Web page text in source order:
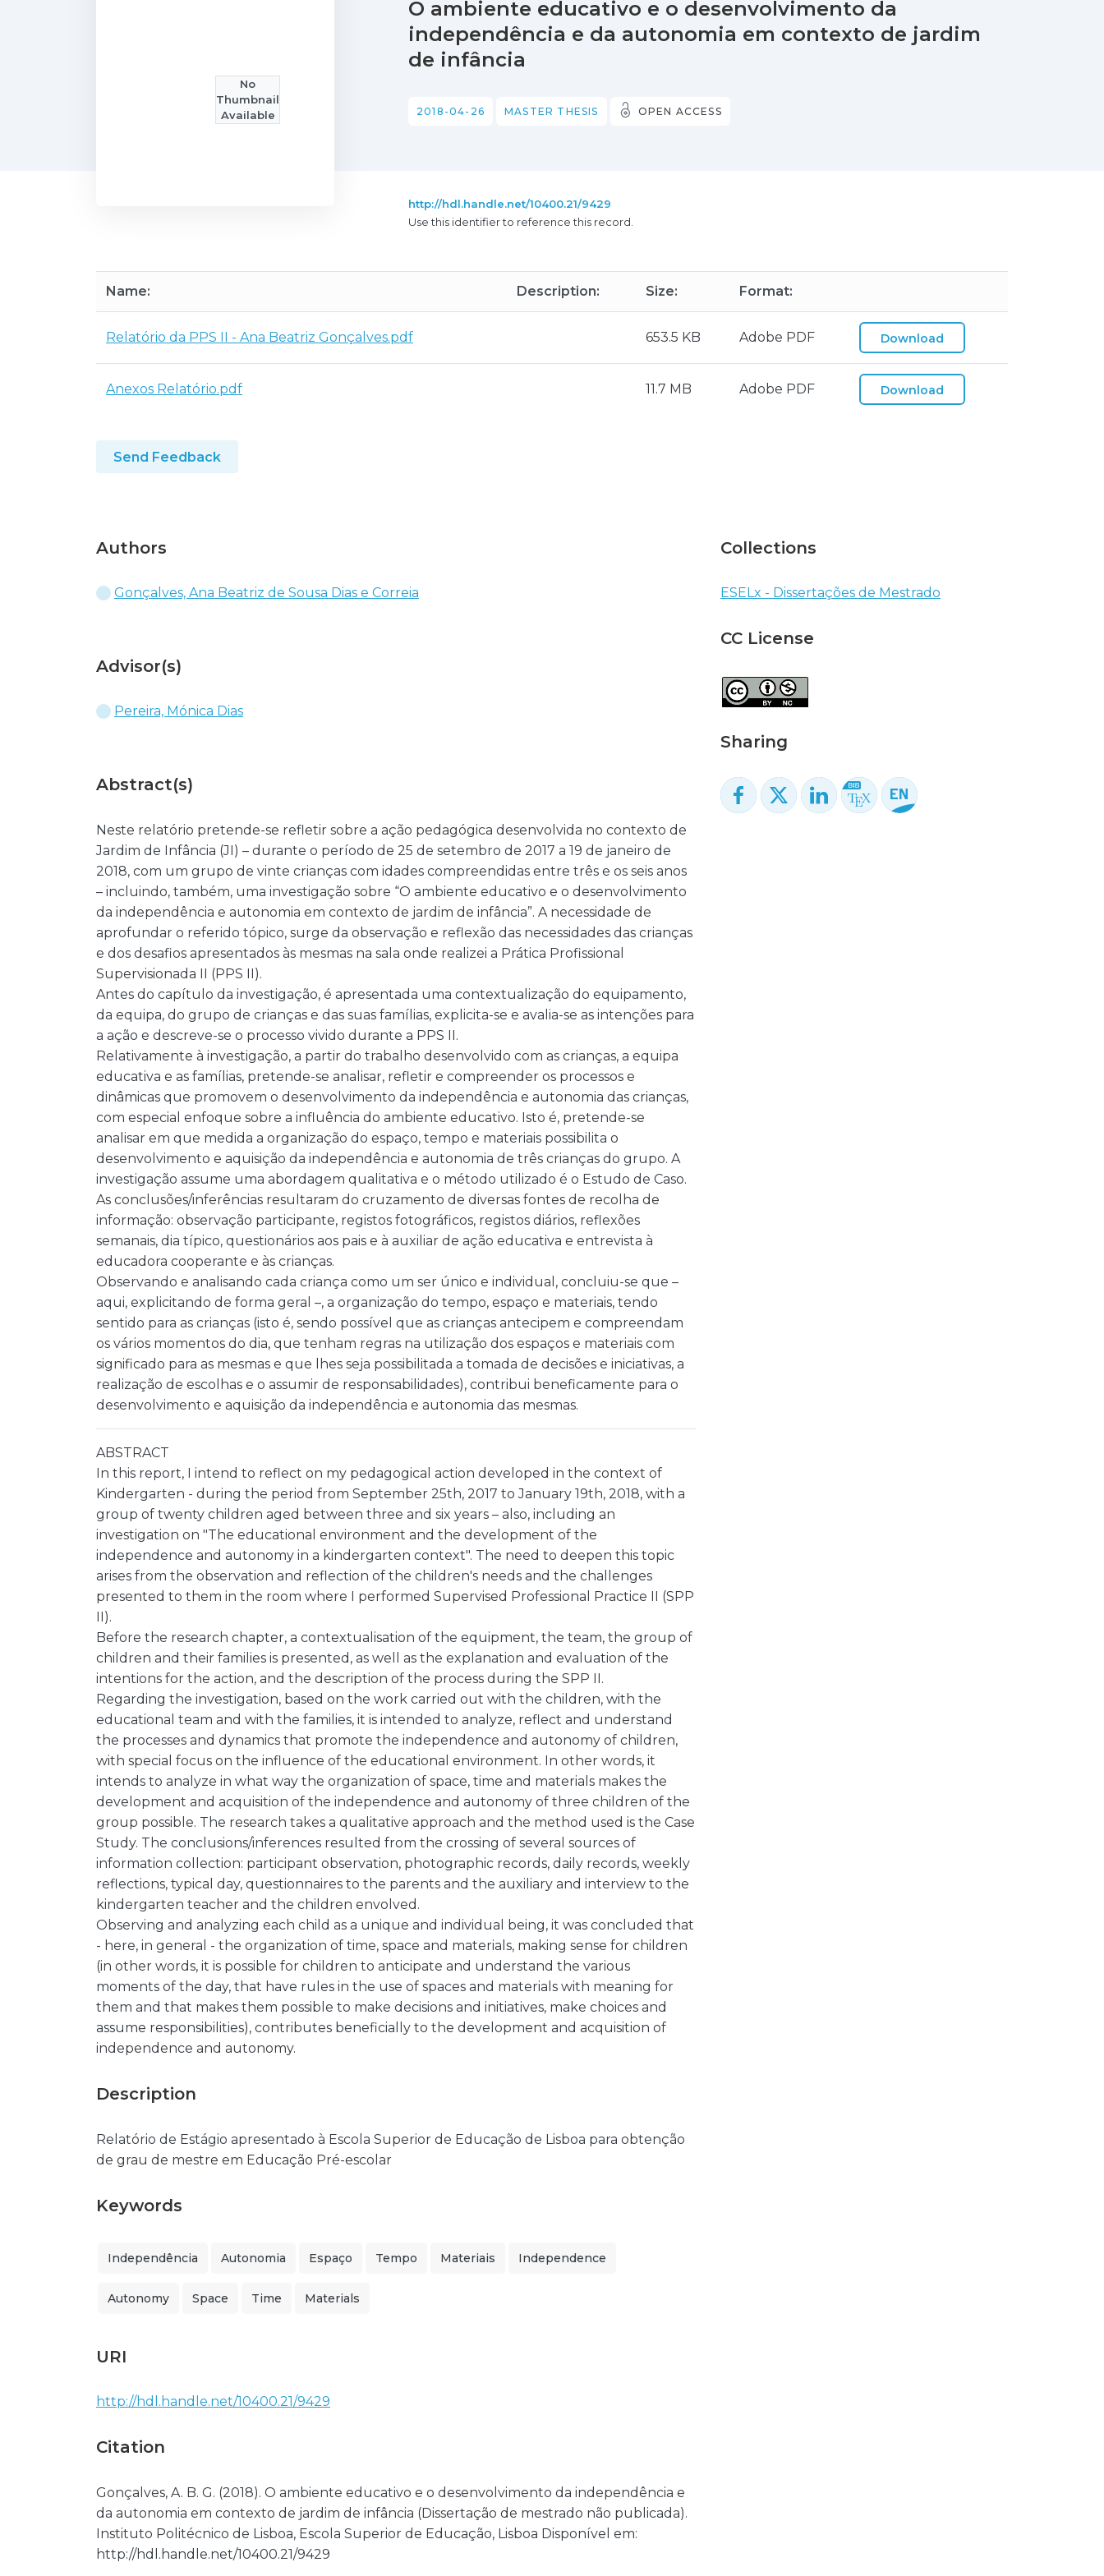
No
Thumbnail
Available
O ambiente educativo e o desenvolvimento da
independência e da autonomia em contexto de jardim
de infância
2018-04-26 MASTER THESIS OPEN ACCESS
http://hdl.handle.net/10400.21/9429
Use this identifier to reference this record.
Name: Description: Size: Format:
Relatório da PPS II - Ana Beatriz Gonçalves.pdf 653.5 KB Adobe PDF Download
Anexos Relatório.pdf 11.7 MB Adobe PDF Download
Send Feedback
Authors
Gonçalves, Ana Beatriz de Sousa Dias e Correia
Advisor(s)
Pereira, Mónica Dias
Abstract(s)
Neste relatório pretende-se refletir sobre a ação pedagógica desenvolvida no contexto de
Jardim de Infância (JI) – durante o período de 25 de setembro de 2017 a 19 de janeiro de
2018, com um grupo de vinte crianças com idades compreendidas entre três e os seis anos
– incluindo, também, uma investigação sobre “O ambiente educativo e o desenvolvimento
da independência e autonomia em contexto de jardim de infância”. A necessidade de
aprofundar o referido tópico, surge da observação e reflexão das necessidades das crianças
e dos desafios apresentados às mesmas na sala onde realizei a Prática Profissional
Supervisionada II (PPS II).
Antes do capítulo da investigação, é apresentada uma contextualização do equipamento,
da equipa, do grupo de crianças e das suas famílias, explicita-se e avalia-se as intenções para
a ação e descreve-se o processo vivido durante a PPS II.
Relativamente à investigação, a partir do trabalho desenvolvido com as crianças, a equipa
educativa e as famílias, pretende-se analisar, refletir e compreender os processos e
dinâmicas que promovem o desenvolvimento da independência e autonomia das crianças,
com especial enfoque sobre a influência do ambiente educativo. Isto é, pretende-se
analisar em que medida a organização do espaço, tempo e materiais possibilita o
desenvolvimento e aquisição da independência e autonomia de três crianças do grupo. A
investigação assume uma abordagem qualitativa e o método utilizado é o Estudo de Caso.
As conclusões/inferências resultaram do cruzamento de diversas fontes de recolha de
informação: observação participante, registos fotográficos, registos diários, reflexões
semanais, dia típico, questionários aos pais e à auxiliar de ação educativa e entrevista à
educadora cooperante e às crianças.
Observando e analisando cada criança como um ser único e individual, concluiu-se que –
aqui, explicitando de forma geral –, a organização do tempo, espaço e materiais, tendo
sentido para as crianças (isto é, sendo possível que as crianças antecipem e compreendam
os vários momentos do dia, que tenham regras na utilização dos espaços e materiais com
significado para as mesmas e que lhes seja possibilitada a tomada de decisões e iniciativas, a
realização de escolhas e o assumir de responsabilidades), contribui beneficamente para o
desenvolvimento e aquisição da independência e autonomia das mesmas.
ABSTRACT
In this report, I intend to reflect on my pedagogical action developed in the context of
Kindergarten - during the period from September 25th, 2017 to January 19th, 2018, with a
group of twenty children aged between three and six years – also, including an
investigation on "The educational environment and the development of the
independence and autonomy in a kindergarten context". The need to deepen this topic
arises from the observation and reflection of the children's needs and the challenges
presented to them in the room where I performed Supervised Professional Practice II (SPP
II).
Before the research chapter, a contextualisation of the equipment, the team, the group of
children and their families is presented, as well as the explanation and evaluation of the
intentions for the action, and the description of the process during the SPP II.
Regarding the investigation, based on the work carried out with the children, with the
educational team and with the families, it is intended to analyze, reflect and understand
the processes and dynamics that promote the independence and autonomy of children,
with special focus on the influence of the educational environment. In other words, it
intends to analyze in what way the organization of space, time and materials makes the
development and acquisition of the independence and autonomy of three children of the
group possible. The research takes a qualitative approach and the method used is the Case
Study. The conclusions/inferences resulted from the crossing of several sources of
information collection: participant observation, photographic records, daily records, weekly
reflections, typical day, questionnaires to the parents and the auxiliary and interview to the
kindergarten teacher and the children envolved.
Observing and analyzing each child as a unique and individual being, it was concluded that
- here, in general - the organization of time, space and materials, making sense for children
(in other words, it is possible for children to anticipate and understand the various
moments of the day, that have rules in the use of spaces and materials with meaning for
them and that makes them possible to make decisions and initiatives, make choices and
assume responsibilities), contributes beneficially to the development and acquisition of
independence and autonomy.
Description
Relatório de Estágio apresentado à Escola Superior de Educação de Lisboa para obtenção
de grau de mestre em Educação Pré-escolar
Keywords
Independência Autonomia Espaço Tempo Materiais Independence
Autonomy Space Time Materials
URI
http://hdl.handle.net/10400.21/9429
Citation
Gonçalves, A. B. G. (2018). O ambiente educativo e o desenvolvimento da independência e
da autonomia em contexto de jardim de infância (Dissertação de mestrado não publicada).
Instituto Politécnico de Lisboa, Escola Superior de Educação, Lisboa Disponível em:
http://hdl.handle.net/10400.21/9429
Collections
ESELx - Dissertações de Mestrado
CC License
Sharing